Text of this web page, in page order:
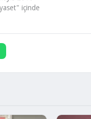
böyle tarif
Seçimden seçime
bir daha…
içinde